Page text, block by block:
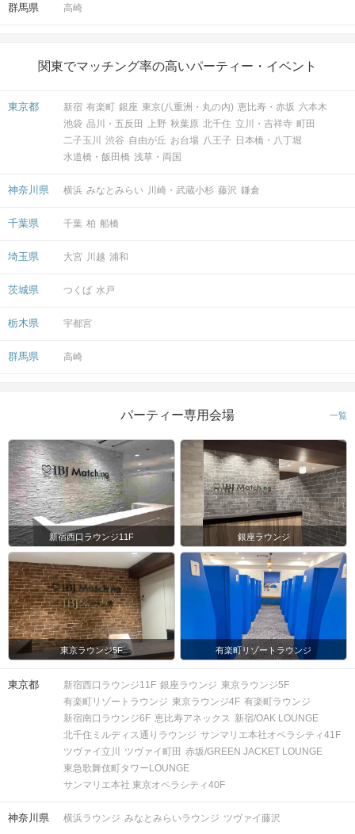
群馬県 高崎
関東でマッチング率の高いパーティー・イベント
東京都 新宿 有楽町 銀座 東京(八重洲・丸の内) 恵比寿・赤坂 六本木
池袋 品川・五反田 上野 秋葉原 北千住 立川・吉祥寺 町田
二子玉川
渋谷 自由が丘 お台場 八王子 日本橋・八丁堀
水道橋・飯田橋 浅草・両国
神奈川県 横浜 みなとみらい 川崎・武蔵小杉 藤沢 鎌倉
千葉県 千葉 柏 船橋
埼玉県 大宮 川越 浦和
茨城県 つくば 水戸
栃木県 宇都宮
群馬県 高崎
パーティー専用会場 一覧
新宿西口ラウンジ11F 銀座ラウンジ
東京ラウンジ5F 有楽町リゾートラウンジ
東京都 新宿西口ラウンジ11F 銀座ラウンジ 東京ラウンジ5F
有楽町リゾートラウンジ 東京ラウンジ4F 有楽町ラウンジ
新宿南口ラウンジ6F 恵比寿アネックス 新宿/OAK LOUNGE
北千住ミルディス通りラウンジ サンマリエ本社オペラシティ41F
ツヴァイ立川
ツヴァイ町田 赤坂/GREEN JACKET LOUNGE
東急歌舞伎町タワーLOUNGE
サンマリエ本社 東京オペラシティ40F
神奈川県 横浜ラウンジ みなとみらいラウンジ ツヴァイ藤沢